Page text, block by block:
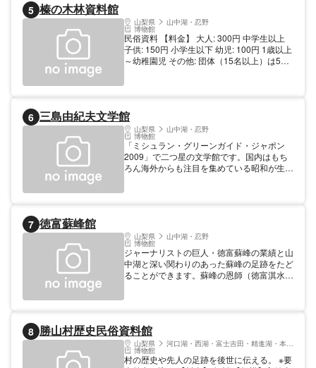
5 榛の木林資料館
山梨県 山中湖・忍野
博物館
民俗資料 【料金】 大人: 300円 中学生以上
子供: 150円 小学生以下 幼児: 100円 1歳以上
～幼稚園児 その他: 団体（15名以上）は50
6 三島由紀夫文学館
山梨県 山中湖・忍野
博物館
「ミシュラン・グリーンガイド・ジャポン
2009」で二つ星の文学館です。国内はもち
ろん海外からも注目を集めている昭和が生ん
んでいただきたいです。
7 徳富蘇峰館
山梨県 山中湖・忍野
博物館
ジャーナリストの巨人・徳富蘇峰の業績と山
中湖と深い関わりのあった蘇峰の足跡をたど
ることができます。蘇峰の恩師（徳富淇水、
8 勝山村歴史民俗資料館
山梨県 河口湖・西湖・富士吉田・精進湖・本栖湖
博物館
村の歴史や先人の足跡を後世に伝える。 ※要